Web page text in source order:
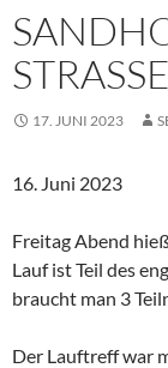
17. JUNI 2023
16. Juni 2023
Freitag Abend
Lauf ist Teil des
braucht man 3
Der Lauftreff war